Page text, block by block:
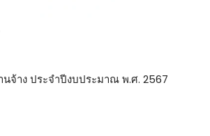
นจ้าง ประจำปีงบประมาณ พ.ศ. 2567